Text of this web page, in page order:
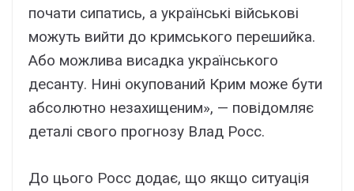
почати сипатись, а українські військові
можуть вийти до кримського перешийка.
Або можлива висадка українського
десанту. Нині окупований Крим може бути
абсолютно незахищеним», — повідомляє
деталі свого прогнозу Влад Росс.
До цього Росс додає, що якщо ситуація